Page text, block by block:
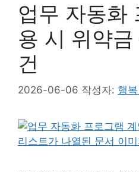
업무 자동화
용 시 위약
건
2026-06-06 작성자: 행